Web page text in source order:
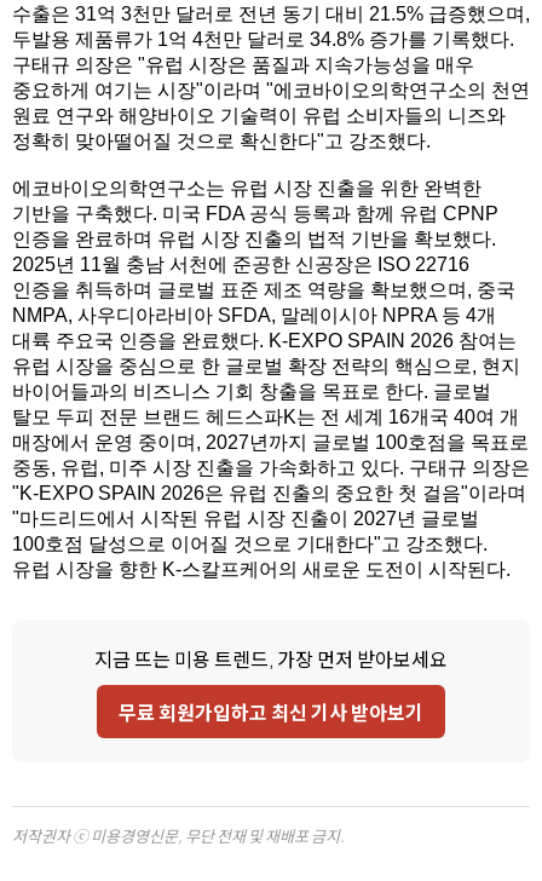
수출은 31억 3천만 달러로 전년 동기 대비 21.5% 급증했으며,
두발용 제품류가 1억 4천만 달러로 34.8% 증가를 기록했다.
구태규 의장은 "유럽 시장은 품질과 지속가능성을 매우
중요하게 여기는 시장"이라며 "에코바이오의학연구소의 천연
원료 연구와 해양바이오 기술력이 유럽 소비자들의 니즈와
정확히 맞아떨어질 것으로 확신한다"고 강조했다.
에코바이오의학연구소는 유럽 시장 진출을 위한 완벽한
기반을 구축했다. 미국 FDA 공식 등록과 함께 유럽 CPNP
인증을 완료하며 유럽 시장 진출의 법적 기반을 확보했다.
2025년 11월 충남 서천에 준공한 신공장은 ISO 22716
인증을 취득하며 글로벌 표준 제조 역량을 확보했으며, 중국
NMPA, 사우디아라비아 SFDA, 말레이시아 NPRA 등 4개
대륙 주요국 인증을 완료했다. K-EXPO SPAIN 2026 참여는
유럽 시장을 중심으로 한 글로벌 확장 전략의 핵심으로, 현지
바이어들과의 비즈니스 기회 창출을 목표로 한다. 글로벌
탈모 두피 전문 브랜드 헤드스파K는 전 세계 16개국 40여 개
매장에서 운영 중이며, 2027년까지 글로벌 100호점을 목표로
중동, 유럽, 미주 시장 진출을 가속화하고 있다. 구태규 의장은
"K-EXPO SPAIN 2026은 유럽 진출의 중요한 첫 걸음"이라며
"마드리드에서 시작된 유럽 시장 진출이 2027년 글로벌
100호점 달성으로 이어질 것으로 기대한다"고 강조했다.
유럽 시장을 향한 K-스칼프케어의 새로운 도전이 시작된다.
지금 뜨는 미용 트렌드, 가장 먼저 받아보세요
무료 회원가입하고 최신 기사 받아보기
저작권자 ⓒ 미용경영신문, 무단 전재 및 재배포 금지.